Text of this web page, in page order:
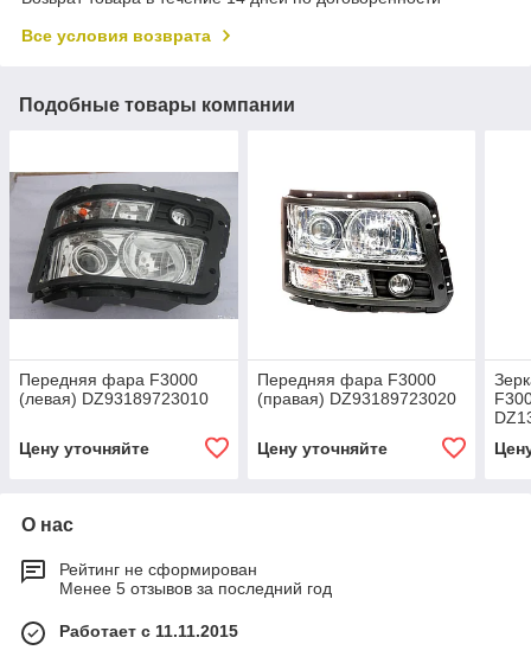
Все условия возврата
Подобные товары компании
Передняя фара F3000
(левая) DZ93189723010
Цену уточняйте
Передняя фара F3000
(правая) DZ93189723020
Цену уточняйте
О нас
Рейтинг не сформирован
Менее 5 отзывов за последний год
Работает с 11.11.2015